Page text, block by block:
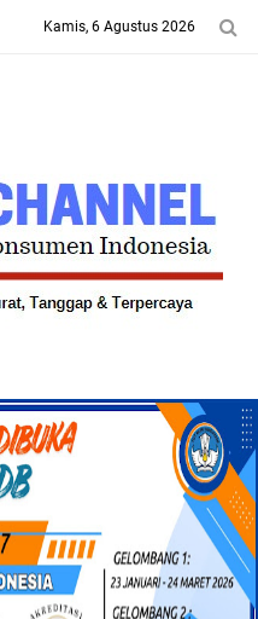
Kamis, 6 Agustus 2026